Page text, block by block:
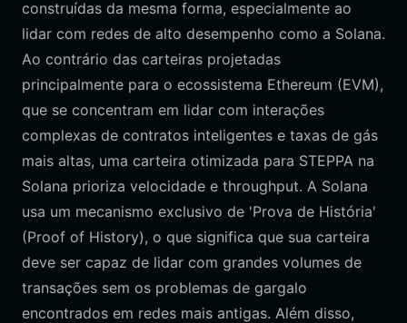
construídas da mesma forma, especialmente ao
lidar com redes de alto desempenho como a Solana.
Ao contrário das carteiras projetadas
principalmente para o ecossistema Ethereum (EVM),
que se concentram em lidar com interações
complexas de contratos inteligentes e taxas de gás
mais altas, uma carteira otimizada para STEPPA na
Solana prioriza velocidade e throughput. A Solana
usa um mecanismo exclusivo de 'Prova de História'
(Proof of History), o que significa que sua carteira
deve ser capaz de lidar com grandes volumes de
transações sem os problemas de gargalo
encontrados em redes mais antigas. Além disso,